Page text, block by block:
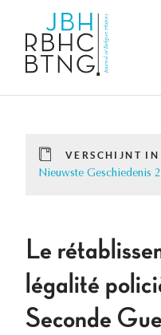
VERSCHIJNT IN
Nieuwste Geschiedenis
Le
légalité
Seconde